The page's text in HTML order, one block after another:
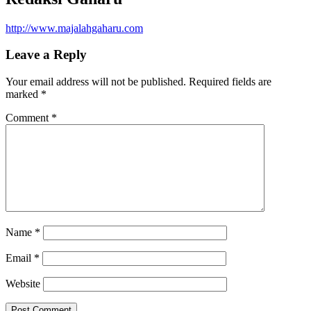
http://www.majalahgaharu.com
Leave a Reply
Your email address will not be published. Required fields are
marked *
Comment *
Name *
Email *
Website